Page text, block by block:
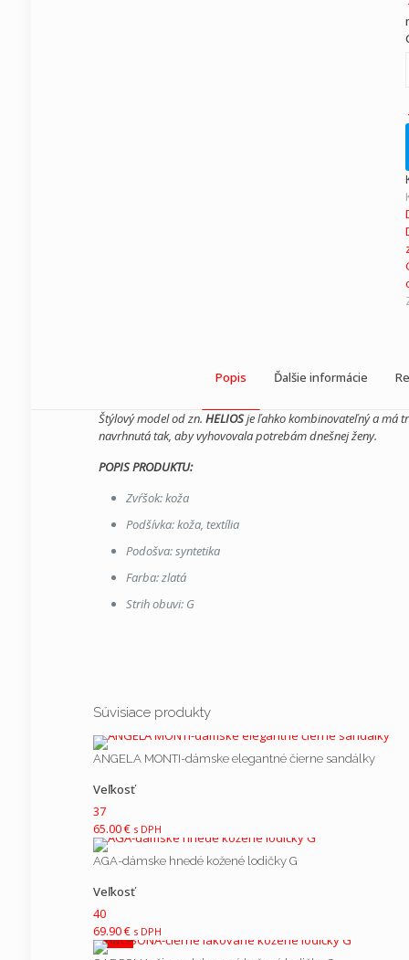
Popis Ďalšie informácie
Štýlový model od zn. HELIOSje ľahko kombinovateľný a má
navrhnutá tak, aby vyhovovala potrebám dnešnej ženy.
POPIS PRODUKTU:
Zvŕšok: koža
Podšívka: koža, textília
Podošva: syntetika
Farba: zlatá
Strih obuvi: G
Podšívka
Podošva
Farba
Pridajte prvú recenziu pre
zlaté kožené šľapky G”
Vaše hodnotenie
Vaša recenzia
Súvisiace produkty
ANGELA MONTI-dámske elegantné čierne sandálky
Veľkosť
37
65.00€ s DPH
AGA-dámske hnedé kožené lodičky G
Veľkosť
40
69.90€ s DPH
V zľave